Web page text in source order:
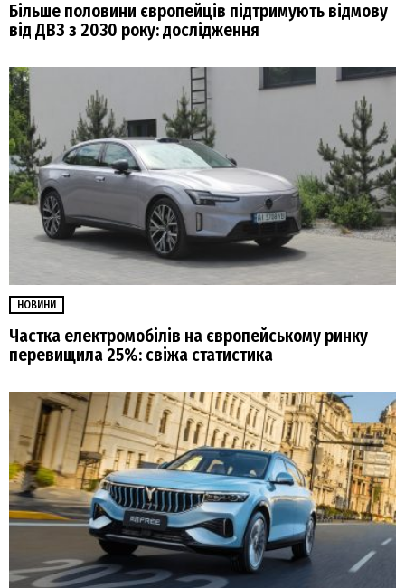
Більше половини європейців підтримують відмову
від ДВЗ з 2030 року: дослідження
НОВИНИ
Частка електромобілів на європейському ринку
перевищила 25%: свіжа статистика